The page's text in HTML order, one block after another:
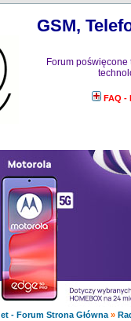
GSM,
Forum
FAQ -
- Forum Strona Główna »